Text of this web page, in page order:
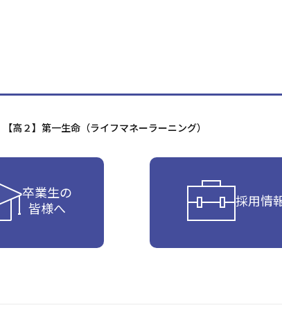
【高２】第一生命（ライフマネーラーニング）
卒業生の
皆様へ
採用情